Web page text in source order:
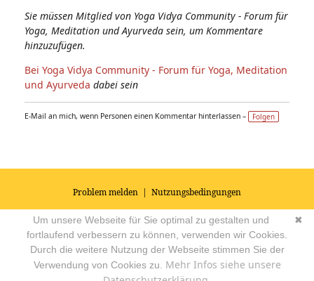
Sie müssen Mitglied von Yoga Vidya Community - Forum für
Yoga, Meditation und Ayurveda sein, um Kommentare
hinzuzufügen.
Bei Yoga Vidya Community - Forum für Yoga, Meditation
und Ayurveda dabei sein
E-Mail an mich, wenn Personen einen Kommentar hinterlassen – Folgen
Problem melden | Nutzungsbedingungen
© 2026Impressum|Datenschutz|AGB's| Yoga Vidya Community -
Forum für Yoga, Meditation und Ayurveda Powered by
✖
Um unsere Webseite für Sie optimal zu gestalten und
fortlaufend verbessern zu können, verwenden wir Cookies.
Durch die weitere Nutzung der Webseite stimmen Sie der
Verwendung von Cookies zu. Mehr Infos siehe unsere